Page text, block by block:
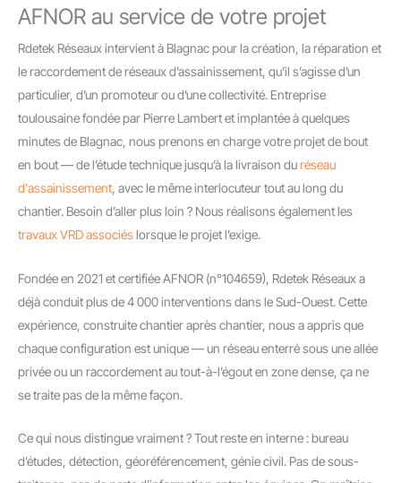
AFNOR au service de votre projet
Rdetek Réseaux intervient à Blagnac pour la création, la réparation et
le raccordement de réseaux d’assainissement, qu’il s’agisse d’un
particulier, d’un promoteur ou d’une collectivité. Entreprise
toulousaine fondée par Pierre Lambert et implantée à quelques
minutes de Blagnac, nous prenons en charge votre projet de bout
en bout — de l’étude technique jusqu’à la livraison duréseau
d'assainissement , avec le même interlocuteur tout au long du
chantier. Besoin d’aller plus loin ? Nous réalisons également les
travaux VRD associéslorsque le projet l’exige.
Fondée en 2021 et certifiée AFNOR (n°104659), Rdetek Réseaux a
déjà conduit plus de 4 000 interventions dans le Sud-Ouest. Cette
expérience, construite chantier après chantier, nous a appris que
chaque configuration est unique — un réseau enterré sous une allée
privée ou un raccordement au tout-à-l’égout en zone dense, ça ne
se traite pas de la même façon.
Ce qui nous distingue vraiment ? Tout reste en interne : bureau
d’études, détection, géoréférencement, génie civil. Pas de sous-